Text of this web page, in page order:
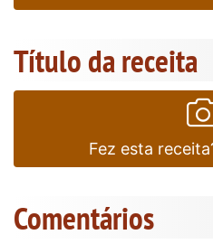
Título da receita
Fez esta
Comentários